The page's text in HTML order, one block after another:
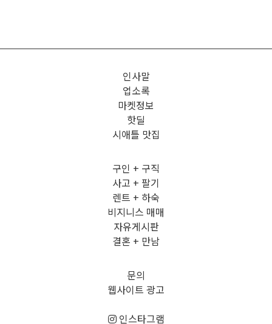
인사말
업소록
마켓정보
핫딜
시애틀 맛집
구인 + 구직
사고 + 팔기
렌트 + 하숙
비지니스 매매
자유게시판
결혼 + 만남
문의
웹사이트 광고
인스타그램